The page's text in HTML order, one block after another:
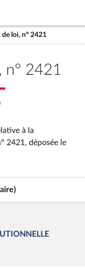
loi, n° 2421
n° 2421
à la
2421 , déposée le